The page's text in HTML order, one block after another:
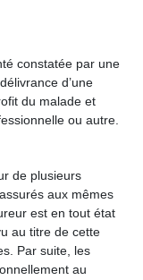
constatée par une
d’une
du malade et
ou autre.
de plusieurs
aux mêmes
est en tout état
au titre de cette
Par suite, les
au